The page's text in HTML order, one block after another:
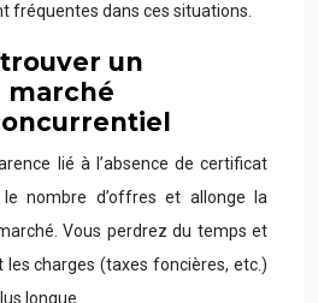
fréquentes dans ces situations.
un
marché
lié à l’absence de certificat
nombre d’offres et allonge la
Vous perdrez du temps et
les charges (taxes foncières, etc.)
longue.